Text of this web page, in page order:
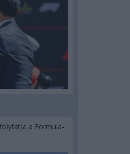
a Formula-